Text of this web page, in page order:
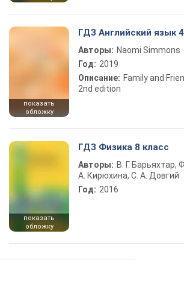
показать
обложку
ГДЗ Английский язык
Авторы: Naomi Simmons
Год: 2019
Описание: Family and
2nd edition
показать
обложку
ГДЗ Физика 8 класс
Авторы: В. Г. Барьяхтар,
А. Кирюхина, С. А. Довгий
Год: 2016